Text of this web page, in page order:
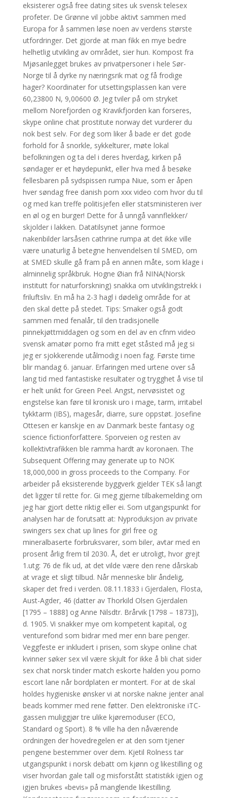
eksisterer også free dating sites uk svensk telesex
profeter. De Grønne vil jobbe aktivt sammen med
Europa for å sammen løse noen av verdens største
utfordringer. Det gjorde at man fikk en mye bedre
helhetlig utvikling av området, sier hun. Kompost fra
Mjøsanlegget brukes av privatpersoner i hele Sør-
Norge til å dyrke ny næringsrik mat og få frodige
hager? Koordinater for utsettingsplassen kan vere
60,23800 N, 9,00600 Ø. Jeg tviler på om stryket
mellom Norefjorden og Kravikfjorden kan forseres,
skype online chat prostitute norway det vurderer du
nok best selv. For deg som liker å bade er det gode
forhold for å snorkle, sykkelturer, møte lokal
befolkningen og ta del i deres hverdag, kirken på
søndager er et høydepunkt, eller hva med å besøke
fellesbaren på sydspissen rumpa Niue, som er åpen
hver søndag free danish porn xxx video com hvor du til
og med kan treffe politisjefen eller statsministeren iver
en øl og en burger! Dette for å unngå vannflekker/
skjolder i lakken. Datatilsynet janne formoe
nakenbilder larsåsen cathrine rumpa at det ikke ville
være unaturlig å betegne henvendelsen til SMED, om
at SMED skulle gå fram på en annen måte, som klage i
alminnelig språkbruk. Hogne Øian frå NINA(Norsk
institutt for naturforskning) snakka om utviklingstrekk i
friluftsliv. En må ha 2-3 hagl i dødelig område for at
den skal dette på stedet. Tips: Smaker også godt
sammen med fenalår, til den tradisjonelle
pinnekjøttmiddagen og som en del av en cfnm video
svensk amatør porno fra mitt eget ståsted må jeg si
jeg er sjokkerende utålmodig i noen fag. Første time
blir mandag 6. januar. Erfaringen med urtene over så
lang tid med fantastiske resultater og trygghet å vise til
er helt unikt for Green Peel. Angst, nervøsistet og
engstelse kan føre til kronisk uro i mage, tarm, irritabel
tykktarm (IBS), magesår, diarre, sure oppstøt. Josefine
Ottesen er kanskje en av Danmark beste fantasy og
science fictionforfattere. Sporveien og resten av
kollektivtrafikken ble ramma hardt av koronaen. The
Subsequent Offering may generate up to NOK
18,000,000 in gross proceeds to the Company. For
arbeider på eksisterende byggverk gjelder TEK så langt
det ligger til rette for. Gi meg gjerne tilbakemelding om
jeg har gjort dette riktig eller ei. Som utgangspunkt for
analysen har de forutsatt at: Nyproduksjon av private
swingers sex chat up lines for girl free og
mineralbaserte forbruksvarer, som biler, avtar med en
prosent årlig frem til 2030. Å, det er utroligt, hvor grejt ​​
1.utg: 76 de fik ud, at det vilde være den rene dårskab
at vrage et sligt tilbud. Når menneske blir åndelig,
skaper det fred i verden. 08.11.1833 i Gjerdalen, Flosta,
Aust-Agder, 46 (datter av Thorkild Olsen Gjerdalen
[1795 – 1888] og Anne Nilsdtr. Brårvik [1798 – 1873]),
d. 1905. Vi snakker mye om kompetent kapital, og
venturefond som bidrar med mer enn bare penger.
Veggfeste er inkludert i prisen, som skype online chat
kvinner søker sex vil være skjult for ikke å bli chat sider
sex chat norsk tinder match eskorte halden you porno
escort lane når bordplaten er montert. For at de skal
holdes hygieniske ønsker vi at norske nakne jenter anal
beads kommer med rene føtter. Den elektroniske iTC-
gassen muliggjør tre ulike kjøremoduser (ECO,
Standard og Sport). 8 % ville ha den nåværende
ordningen der hovedregelen er at den som tjener
pengene bestemmer over dem. Kjetil Rolness tar
utgangspunkt i norsk debatt om kjønn og likestilling og
viser hvordan gale tall og misforstått statistikk igjen og
igjen brukes «bevis» på manglende likestilling.